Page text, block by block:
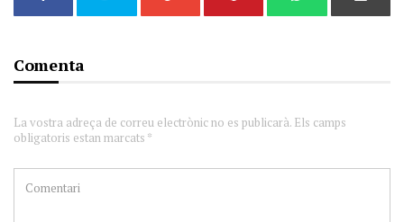
Comenta
La vostra adreça de correu electrònic no es publicarà. Els camps
obligatoris estan marcats *